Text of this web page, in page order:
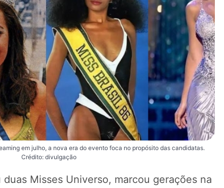
em julho, a nova era do evento foca no propósito das candidatas.
Crédito: divulgação
Misses Universo, marcou gerações na